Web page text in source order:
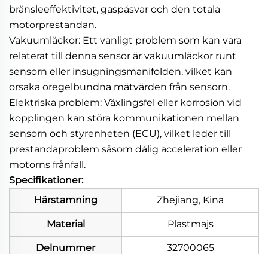
bränsleeffektivitet, gaspåsvar och den totala
motorprestandan.
Vakuumläckor: Ett vanligt problem som kan vara
relaterat till denna sensor är vakuumläckor runt
sensorn eller insugningsmanifolden, vilket kan
orsaka oregelbundna mätvärden från sensorn.
Elektriska problem: Växlingsfel eller korrosion vid
kopplingen kan störa kommunikationen mellan
sensorn och styrenheten (ECU), vilket leder till
prestandaproblem såsom dålig acceleration eller
motorns frånfall.
Specifikationer:
Härstamning
Zhejiang, Kina
Material Plastmajs
Delnummer 32700065